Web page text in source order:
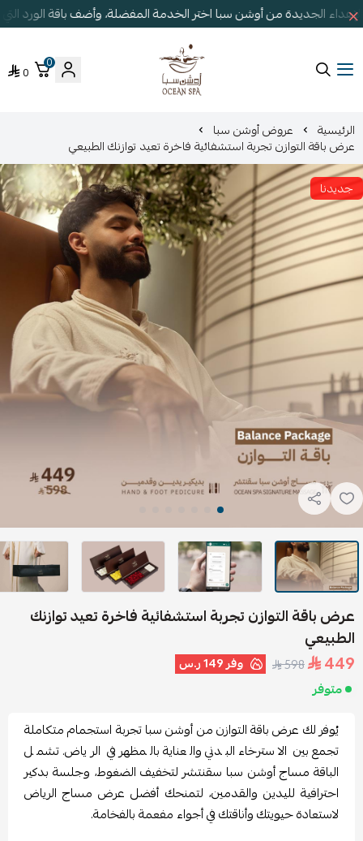
الجديدة من أوشن سبا اختر الخدمة المفضلة، وأضف باقة الورد
أوشن سبا
0
0
الرئيسية عروض أوشن سبا
عرض باقة التوازن تجربة استشفائية فاخرة تعيد توازنك الطبيعي
جديدنا
عرض باقة التوازن تجربة استشفائية فاخرة تعيد توازنك
الطبيعي
449
598 وفر149 ر.س
متوفر
يُوفر لك عرض باقة التوازن من أوشن سبا تجربة استجمام متكاملة
تجمع بين الاسترخاء البدني والعناية بالمظهر في الرياض. تشمل
الباقة مساج أوشن سبا سقنتشر لتخفيف الضغوط، وجلسة بدكير
احترافية لليدين والقدمين، لتمنحك أفضل عرض مساج الرياض
لاستعادة حيويتك وأناقتك في أجواء مفعمة بالفخامة.